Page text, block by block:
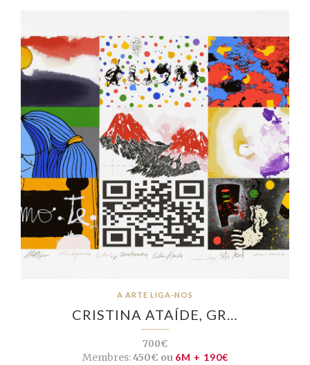
A ARTE LIGA-NOS
CRISTINA ATAÍDE, GR…
700€
Membres:450€ ou 6M + 190€